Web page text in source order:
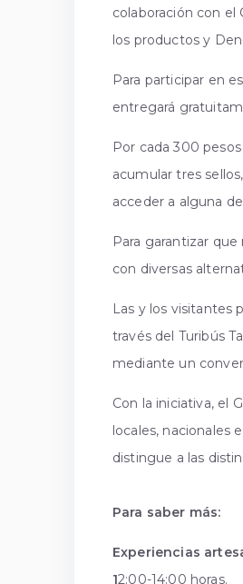
colaboración con el
los productos y
Para participar en
entregará
Por cada 300
acumular tres
acceder a alguna
Para garantizar
con diversas
Las y los visitantes
través del Turibús
mediante un
Con la iniciativa, el
locales, nacionales
distingue a las
Para saber más:
Experiencias
12:00-14:00 horas.